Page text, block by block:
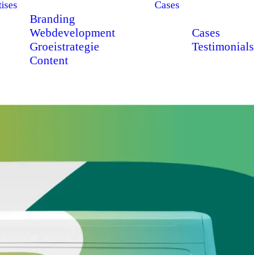
Branding
Webdevelopment
Groeistrategie
Content
Cases
Cases
Testimonials